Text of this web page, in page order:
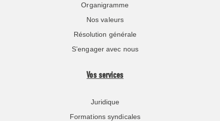
Organigramme
Nos valeurs
Résolution générale
S’engager avec nous
Vos services
Juridique
Formations syndicales